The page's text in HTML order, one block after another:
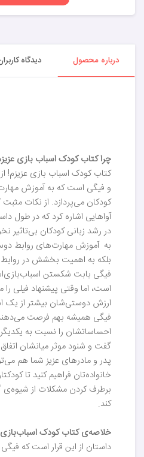
درباره محصول دیدگاه
چرا کتاب کودک اسباب بازی
کتاب کودک اسباب بازی عزیزم!
و فیگی است که به آموزش
کودکان می‌پردازد. از نکات
آواهایی اشاره کرد که در طول
در رشد زبانی کودکان بی‌تاثیر
به آموزش مهارت‌های روابط
بلکه به اهمیت بخشش در روابط
فیگی بابت شکستن
است، اما وقتی پیشنهاد فیلی
ارزش دوستی‌شان بیشتر از یک
فیگی همیشه بهم فرصت
احساساتشان را نسبت به
گفت و شنود موثر میانشان
پدر و مادرهای عزیز شما هم
خانواده‌تان فراهیم کنید تا
برطرف کردن مشکلات از شیوه‌ی
کند.
خلاصه‌ی کتاب کودک اسباب‌بازی
داستان از این قرار است که